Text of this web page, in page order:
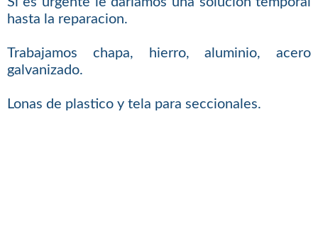
hasta la reparacion.
Trabajamos chapa, hierro, aluminio, acero
galvanizado.
Lonas de plastico y tela para seccionales.